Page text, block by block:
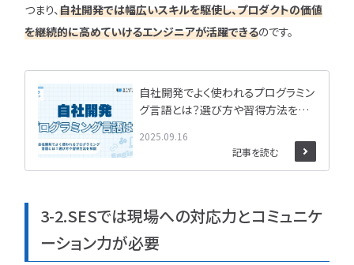
つまり、自社開発では幅広いスキルを駆使し、プロダクトの価値
を継続的に高めていけるエンジニアが活躍できるのです。
2025.09.16
自社開発でよく使われるプログラミン
グ言語とは？選び方や習得方法を解
記事を読む
3-2.SESでは現場への対応力とコミュニケ
ーション力が必要